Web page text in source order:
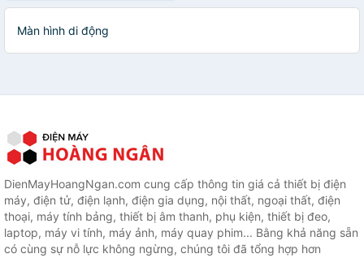
Màn hình di động
DienMayHoangNgan.com cung cấp thông tin giá cả thiết bị điện
máy, điện tử, điện lạnh, điện gia dụng, nội thất, ngoại thất, điện
thoại, máy tính bảng, thiết bị âm thanh, phụ kiện, thiết bị đeo,
laptop, máy vi tính, máy ảnh, máy quay phim... Bằng khả năng sẵn
có cùng sự nỗ lực không ngừng, chúng tôi đã tổng hợp hơn